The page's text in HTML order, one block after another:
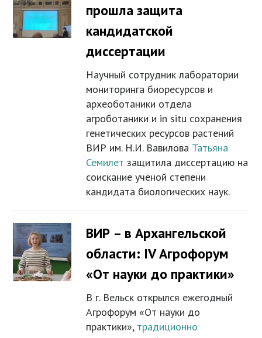
прошла защита
кандидатской
диссертации
Научный сотрудник лаборатории
мониторинга биоресурсов и
археоботаники отдела
агроботаники и in situ сохранения
генетических ресурсов растений
ВИР им. Н.И. Вавилова Татьяна
Семилет защитила диссертацию на
соискание учёной степени
кандидата биологических наук.
ВИР – в Архангельской
области: IV Агрофорум
«От науки до практики»
В г. Вельск открылся ежегодный
Агрофорум «От науки до
практики», традиционно